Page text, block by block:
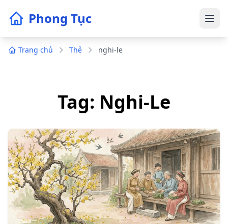
Phong Tục
Trang chủ Thẻ nghi-le
Tag: Nghi-Le